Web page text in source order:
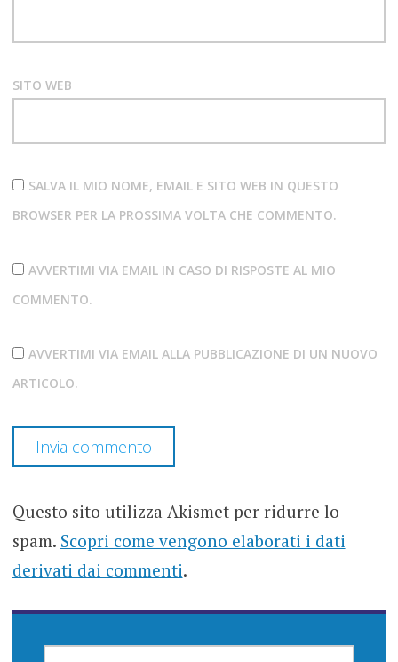
SITO WEB
SALVA IL MIO NOME, EMAIL E SITO WEB IN QUESTO
BROWSER PER LA PROSSIMA VOLTA CHE COMMENTO.
AVVERTIMI VIA EMAIL IN CASO DI RISPOSTE AL MIO
COMMENTO.
AVVERTIMI VIA EMAIL ALLA PUBBLICAZIONE DI UN NUOVO
ARTICOLO.
Questo sito utilizza Akismet per ridurre lo
spam. Scopri come vengono elaborati i dati
derivati dai commenti.